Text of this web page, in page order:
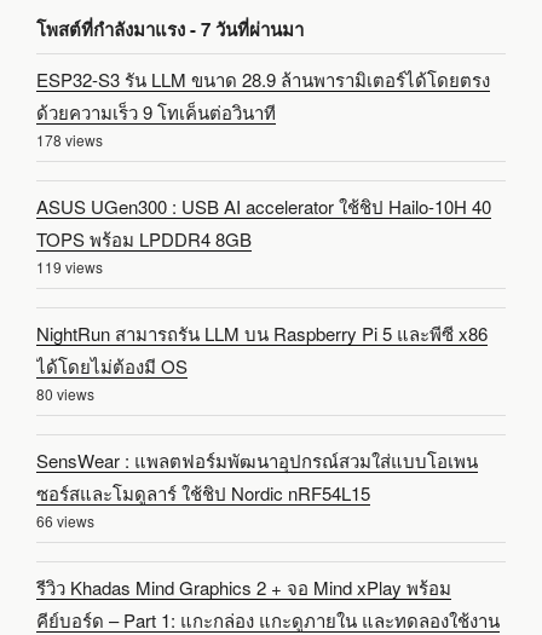
โพสต์ที่กำลังมาแรง - 7 วันที่ผ่านมา
ESP32-S3 รัน LLM ขนาด 28.9 ล้านพารามิเตอร์ได้โดยตรง
ด้วยความเร็ว 9 โทเค็นต่อวินาที
178 views
ASUS UGen300 : USB AI accelerator ใช้ชิป Hailo-10H 40
TOPS พร้อม LPDDR4 8GB
119 views
NightRun สามารถรัน LLM บน Raspberry Pi 5 และพีซี x86
ได้โดยไม่ต้องมี OS
80 views
SensWear : แพลตฟอร์มพัฒนาอุปกรณ์สวมใส่แบบโอเพน
ซอร์สและโมดูลาร์ ใช้ชิป Nordic nRF54L15
66 views
รีวิว Khadas Mind Graphics 2 + จอ Mind xPlay พร้อม
คีย์บอร์ด – Part 1: แกะกล่อง แกะดูภายใน และทดลองใช้งาน